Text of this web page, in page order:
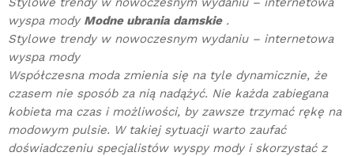
wyspa mody Modne ubrania damskie.
Stylowe trendy w nowoczesnym wydaniu – internetowa
wyspa mody
Współczesna moda zmienia się na tyle dynamicznie, że
czasem nie sposób za nią nadążyć. Nie każda zabiegana
kobieta ma czas i możliwości, by zawsze trzymać rękę na
modowym pulsie. W takiej sytuacji warto zaufać
doświadczeniu specjalistów wyspy mody i skorzystać z